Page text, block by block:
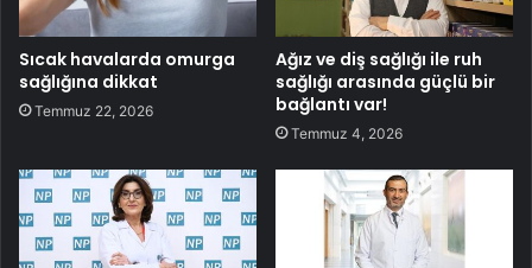
Sıcak havalarda omurga
sağlığına dikkat
Temmuz 22, 2026
Ağız ve diş sağlığı ile ruh
sağlığı arasında güçlü bir
bağlantı var!
Temmuz 4, 2026